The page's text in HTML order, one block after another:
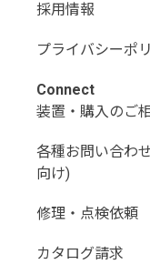
採用情報
プライバシーポ
Connect
装置・購入のご
各種お問い合わ
向け)
修理・点検依頼
カタログ請求